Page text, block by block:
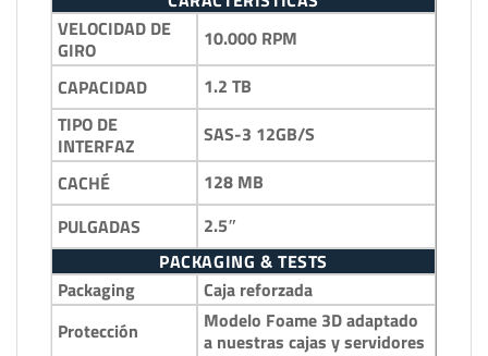
VELOCIDAD DE
GIRO
10.000 RPM
CAPACIDAD
1.2 TB
TIPO DE
INTERFAZ
SAS-3 12GB/S
CACHÉ
128 MB
PULGADAS
2.5″
PACKAGING & TESTS
Packaging
Caja reforzada
Protección
Modelo Foame 3D adaptado
a nuestras cajas y servidores